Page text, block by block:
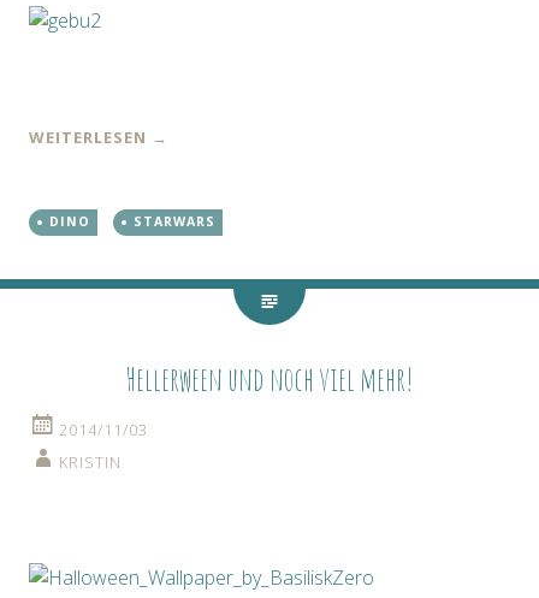
WEITERLESEN →
DINO STARWARS
Hellerween und noch viel mehr!
2014/11/03
KRISTIN